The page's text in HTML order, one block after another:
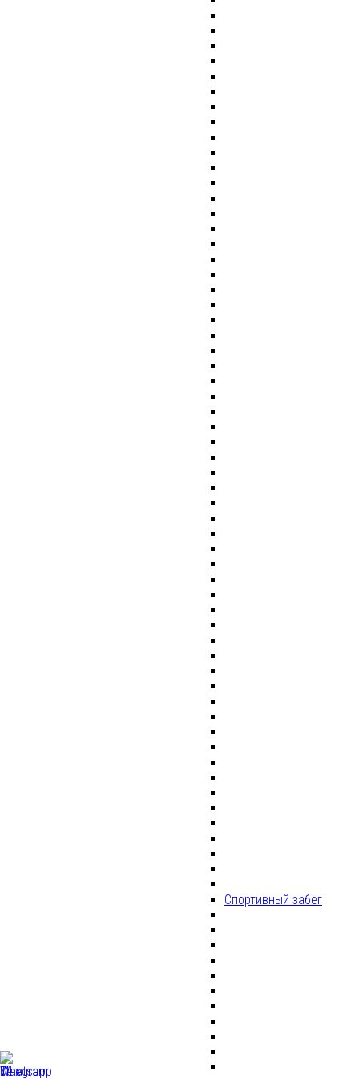
Спортивный забег